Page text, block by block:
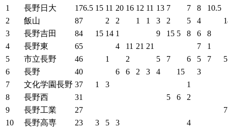
1 長野日大 176.5 15 11 20 16 12 11 13 7 7 8
10.5
2
飯山 87 2 2 1 1 3 2 5 4
3
長野吉田 84 15 14 1 9 15 5 8 6
8
4
長野東 65 4 11 21 21 7
1
5
市立長野 46 1 2 5 7 6 5 7
5
6
長野 40 6 6 2 3 4 15
3
7
文化学園長野 37 1 3
1
8
長野西 31 5 6
2
9
長野工業 27
7
10
長野高専 23 3 5 3
4